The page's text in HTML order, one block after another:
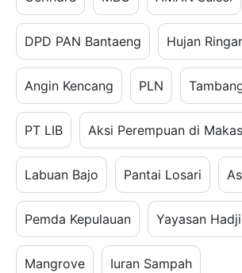
DPD PAN Bantaeng Hujan
Angin Kencang PLN
PT LIB Aksi Perempuan di
Labuan Bajo Pantai Losari
Pemda Kepulauan Yayasan
Mangrove Iuran Sampah